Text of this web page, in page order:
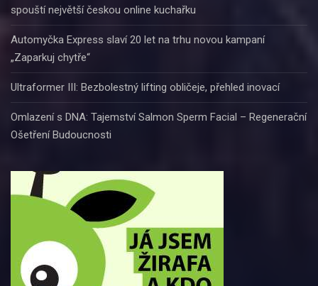
spouští největší českou online kuchařku
Automyčka Express slaví 20 let na trhu novou kampaní
„Zaparkuj chytře“
Ultraformer III: Bezbolestný lifting obličeje, přehled inovací
Omlazení s DNA: Tajemství Salmon Sperm Facial – Regenerační
Ošetření Budoucnosti